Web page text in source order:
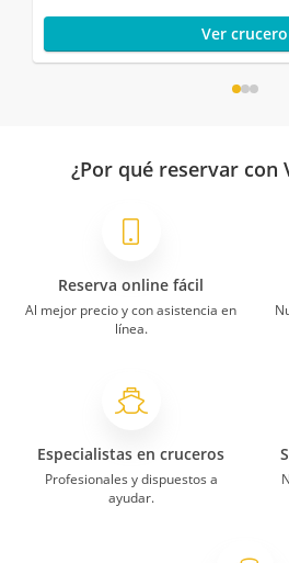
Ver crucero
¿Por qué reservar con
Reserva online fácil
Al mejor precio y con asistencia en
línea.
Especialistas en cruceros
Profesionales y dispuestos a
ayudar.